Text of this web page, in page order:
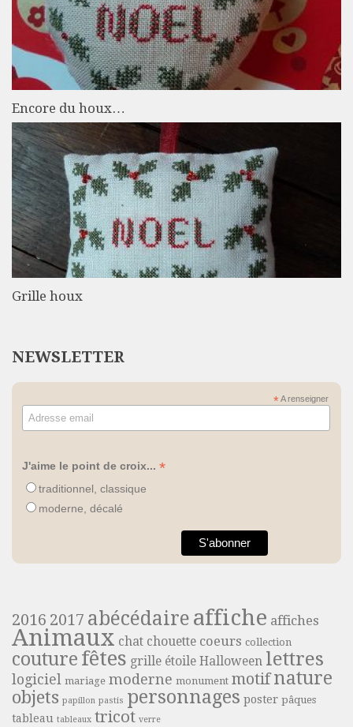
Encore du houx…
Grille houx
NEWSLETTER
*A renseigner
J'aime le point de croix... *
traditionnel, classique
moderne, décalé
2016 2017 abécédaire affiche affiches
Animaux chat chouette coeurs collection
couture fêtes grille étoile Halloween lettres
logiciel mariage moderne monument motif nature
objets papillon pastis personnages poster pâques
tableau tableaux tricot verre